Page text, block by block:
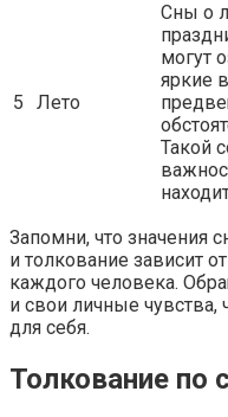
5 Лето
Сны о
могут
яркие
Такой
Запомни, что значения
и толкование зависит
каждого человека.
и свои личные чувства,
для себя.
Толкование по